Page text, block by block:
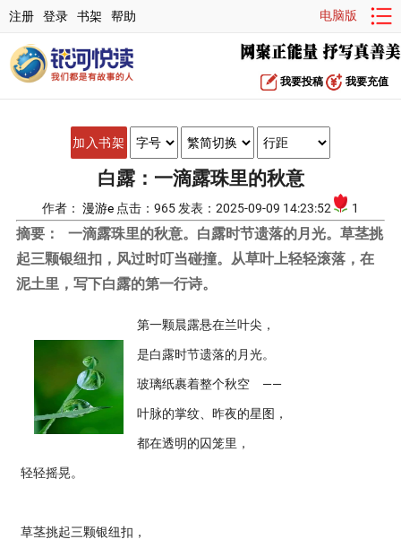
注册 登录 书架 帮助 电脑版
我要投稿 我要充值
加入书架
白露：一滴露珠里的秋意
作者： 漫游e 点击：965 发表：2025-09-09 14:23:52 1
摘要：
一滴露珠里的秋意。白露时节遗落的月光。草茎挑
起三颗银纽扣，风过时叮当碰撞。从草叶上轻轻滚落，在
泥土里，写下白露的第一行诗。
第一颗晨露悬在兰叶尖，
是白露时节遗落的月光。
玻璃纸裹着整个秋空 ——
叶脉的掌纹、昨夜的星图，
都在透明的囚笼里，
轻轻摇晃。
草茎挑起三颗银纽扣，